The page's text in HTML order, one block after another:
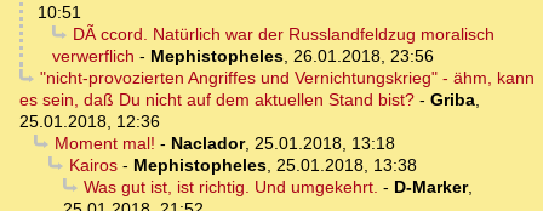
10:51
DÃ ccord. Natürlich war der Russlandfeldzug moralisch
verwerflich - Mephistopheles, 26.01.2018, 23:56
"nicht-provozierten Angriffes und Vernichtungskrieg" - ähm, kann
es sein, daß Du nicht auf dem aktuellen Stand bist? - Griba,
25.01.2018, 12:36
Moment mal! - Naclador, 25.01.2018, 13:18
Kairos- Mephistopheles, 25.01.2018, 13:38
Was gut ist, ist richtig. Und umgekehrt. - D-Marker,